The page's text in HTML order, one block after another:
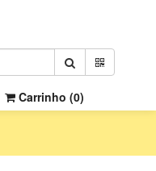
Carrinho (0)